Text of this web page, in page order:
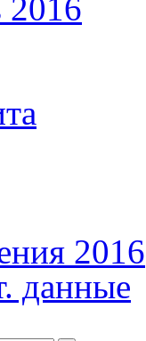
2016
2016
данные